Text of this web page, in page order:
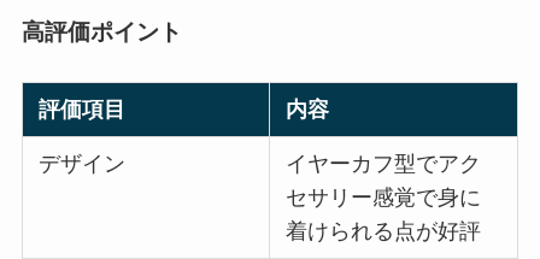
高評価ポイント
評価項目 内容
デザイン
イヤーカフ型でアク
セサリー感覚で身に
着けられる点が好評